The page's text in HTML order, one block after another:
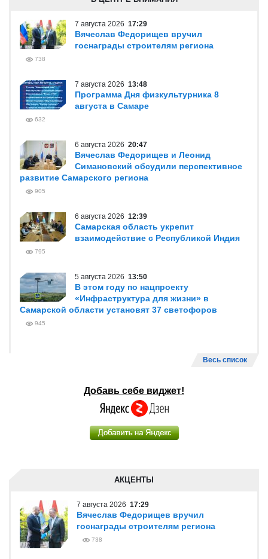
7 августа 2026 17:29
Вячеслав Федорищев вручил
госнаграды строителям региона
738
7 августа 2026 13:48
Программа Дня физкультурника 8
августа в Самаре
632
6 августа 2026 20:47
Вячеслав Федорищев и Леонид
Симановский обсудили перспективное
развитие Самарского региона
905
6 августа 2026 12:39
Самарская область укрепит
взаимодействие с Республикой Индия
795
5 августа 2026 13:50
В этом году по нацпроекту
«Инфраструктура для жизни» в
Самарской области установят 37 светофоров
945
Весь список
Добавь себе виджет!
АКЦЕНТЫ
7 августа 2026 17:29
Вячеслав Федорищев вручил
госнаграды строителям региона
738